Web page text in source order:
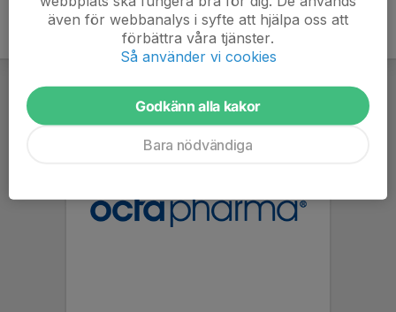
även för webbanalys i syfte att hjälpa oss att
förbättra våra tjänster.
Så använder vi cookies
Godkänn alla kakor
Bara nödvändiga